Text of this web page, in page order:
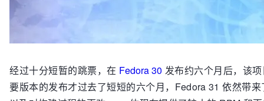
经过十分短暂的跳票，在 Fedora 30 发布约六个月后，该
要版本的发布才过去了短短的六个月，Fedora 31 依然带